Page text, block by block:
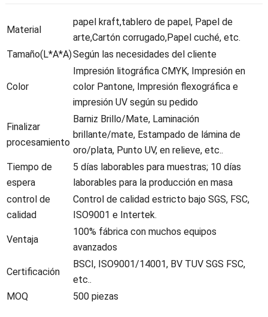
Material
papel kraft,tablero de papel, Papel de
arte,Cartón corrugado,Papel cuché, etc.
Tamaño(L*A*A)Según las necesidades del cliente
Color
Impresión litográfica CMYK, Impresión en
color Pantone, Impresión flexográfica e
impresión UV según su pedido
Finalizar
procesamiento
Barniz Brillo/Mate, Laminación
brillante/mate, Estampado de lámina de
oro/plata, Punto UV, en relieve, etc..
Tiempo de
espera
5 días laborables para muestras; 10 días
laborables para la producción en masa
control de
calidad
Control de calidad estricto bajo SGS, FSC,
ISO9001 e Intertek.
Ventaja
100% fábrica con muchos equipos
avanzados
Certificación
BSCI, ISO9001/14001, BV TUV SGS FSC,
etc..
MOQ
500 piezas